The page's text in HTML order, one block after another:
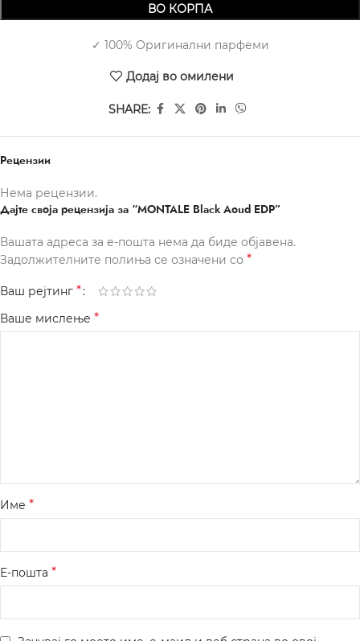
ВО КОРПА
✓ 100% Оригинални парфеми
Додај во омилени
SHARE:
Рецензии
Нема рецензии.
Дајте своја рецензија за “MONTALE Black Aoud EDP”
Вашата адреса за е-пошта нема да биде објавена.
Задолжителните полиња се означени со *
Ваш рејтинг *
Ваше мислење *
Име *
Е-пошта *